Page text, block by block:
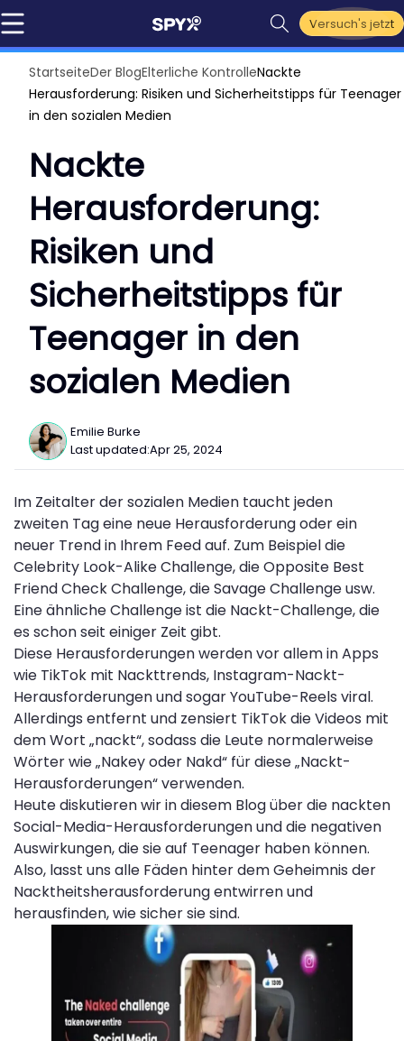
Versuch's jetzt
StartseiteDer BlogElterliche KontrolleNackte
Herausforderung: Risiken und Sicherheitstipps für Teenager
in den sozialen Medien
Nackte
Herausforderung:
Risiken und
Sicherheitstipps für
Teenager in den
sozialen Medien
Emilie Burke
Last updated:Apr 25, 2024
Im Zeitalter der sozialen Medien taucht jeden
zweiten Tag eine neue Herausforderung oder ein
neuer Trend in Ihrem Feed auf. Zum Beispiel die
Celebrity Look-Alike Challenge, die Opposite Best
Friend Check Challenge, die Savage Challenge usw.
Eine ähnliche Challenge ist die Nackt-Challenge, die
es schon seit einiger Zeit gibt.
Diese Herausforderungen werden vor allem in Apps
wie TikTok mit Nackttrends, Instagram-Nackt-
Herausforderungen und sogar YouTube-Reels viral.
Allerdings entfernt und zensiert TikTok die Videos mit
dem Wort „nackt“, sodass die Leute normalerweise
Wörter wie „Nakey oder Nakd“ für diese „Nackt-
Herausforderungen“ verwenden.
Heute diskutieren wir in diesem Blog über die nackten
Social-Media-Herausforderungen und die negativen
Auswirkungen, die sie auf Teenager haben können.
Also, lasst uns alle Fäden hinter dem Geheimnis der
Nacktheitsherausforderung entwirren und
herausfinden, wie sicher sie sind.